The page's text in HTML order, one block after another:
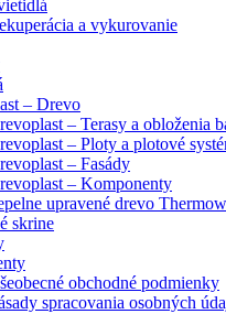
a vykurovanie
– Drevo
– Terasy a obloženia
– Ploty a plotové
– Fasády
– Komponenty
upravené drevo
skrine
obchodné podmienky
spracovania osobných